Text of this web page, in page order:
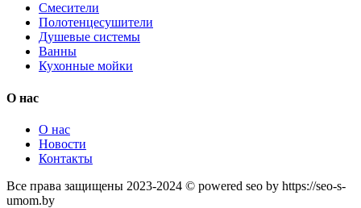
Смесители
Полотенцесушители
Душевые системы
Ванны
Кухонные мойки
О нас
О нас
Новости
Контакты
Все права защищены 2023-2024 © powered seo by https://seo-s-
umom.by